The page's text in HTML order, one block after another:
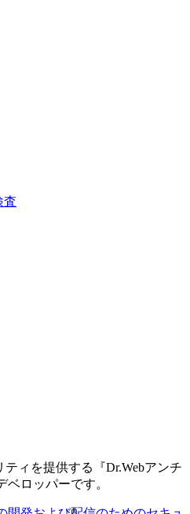
査
ティを提供する『Dr.Webアンチ
ベロッパーです。